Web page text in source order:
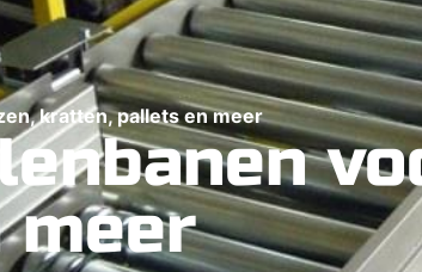
kratten, pallets en meer
meer